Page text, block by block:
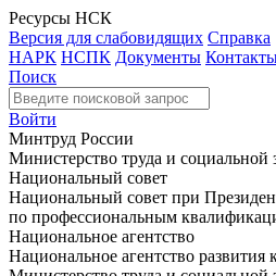
Ресурсы НСК
Версия для слабовидящих Справка
НАРК НСПК Документы
Поиск
Войти
Минтруд России
Министерство труда и
Национальный совет
Национальный совет при
по профессиональным
Национальное агентство
Национальное агентство развития